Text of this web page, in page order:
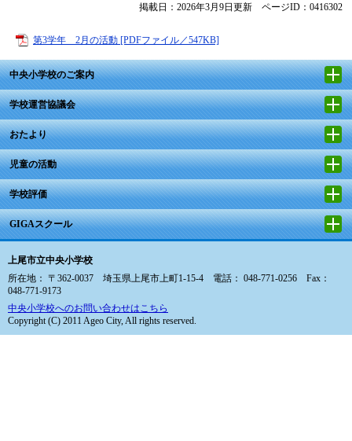
掲載日：2026年3月9日更新 ページID：0416302
第3学年 2月の活動 [PDFファイル／547KB]
中央小学校のご案内
学校運営協議会
おたより
児童の活動
学校評価
GIGAスクール
上尾市立中央小学校
所在地： 〒362-0037 埼玉県上尾市上町1-15-4 電話： 048-771-0256 Fax：
048-771-9173
中央小学校へのお問い合わせはこちら
Copyright (C) 2011 Ageo City, All rights reserved.